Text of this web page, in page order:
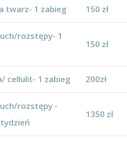
twarz- 1 zabieg 150 zł
rozstępy- 1
150 zł
cellulit- 1 zabieg 200zł
rozstępy -
1350 zł